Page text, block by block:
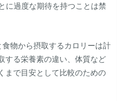
に過度な期待を持つことは禁
物から摂取するカロリーは計
する栄養素の違い、体質など
まで目安として比較のための